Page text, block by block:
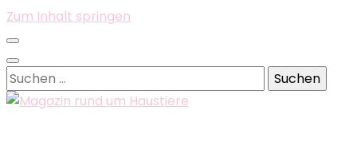
Zum Inhalt springen
Suchen
nach: